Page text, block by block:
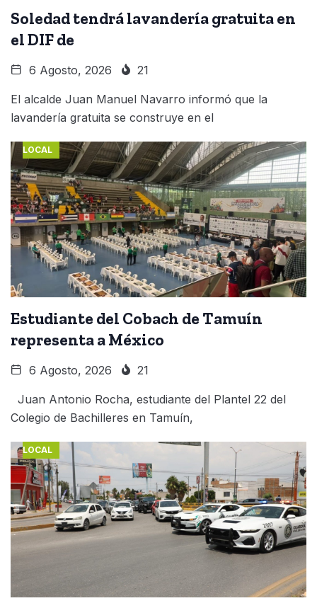
Soledad tendrá lavandería gratuita en
el DIF de
6 Agosto, 2026 21
El alcalde Juan Manuel Navarro informó que la
lavandería gratuita se construye en el
LOCAL
Estudiante del Cobach de Tamuín
representa a México
6 Agosto, 2026 21
Juan Antonio Rocha, estudiante del Plantel 22 del
Colegio de Bachilleres en Tamuín,
LOCAL